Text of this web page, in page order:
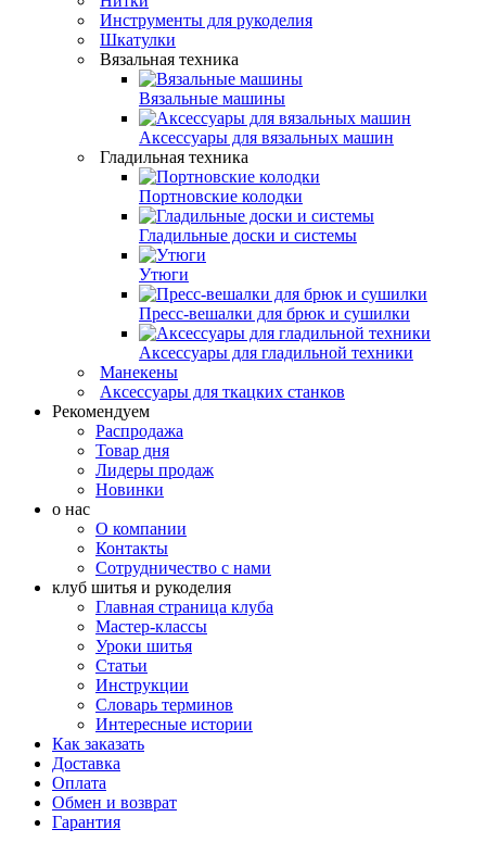
Инструменты для рукоделия
Шкатулки
Вязальная техника
Вязальные машины
Аксессуары для вязальных машин
Гладильная техника
Портновские колодки
Гладильные доски и системы
Утюги
Пресс-вешалки для брюк и сушилки
Аксессуары для гладильной техники
Манекены
Аксессуары для ткацких станков
Рекомендуем
Распродажа
Товар дня
Лидеры продаж
Новинки
о нас
О компании
Контакты
Сотрудничество с нами
клуб шитья и рукоделия
Главная страница клуба
Мастер-классы
Уроки шитья
Статьи
Инструкции
Словарь терминов
Интересные истории
Как заказать
Доставка
Оплата
Обмен и возврат
Гарантия